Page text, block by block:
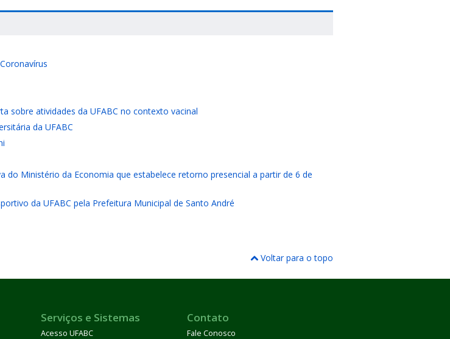
sobre atividades da UFABC no contexto vacinal
da UFABC
Ministério da Economia que estabelece retorno presencial a partir de 6 de
da UFABC pela Prefeitura Municipal de Santo André
Voltar para o topo
Serviços e Sistemas
Acesso UFABC
Contato
Fale Conosco